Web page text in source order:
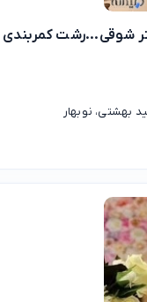
شوقی...رشت کمربندی
بهشتی، نوبهار